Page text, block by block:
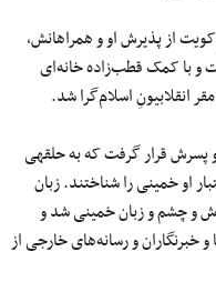
از پذیرش او و همراهانش،
و با کمک قطب‌زاده خانه‌ای
انقلابیونِ اسلام‌گرا شد.
یزدی آنقدر در آن سال‌ها مورد اعتماد خمینی و پسرش قرار گرفت که به حلقه‎ی
او خمینی را شناختند. زبان
و چشم و زبان خمینی شد و
خبرنگاران و رسانه‌های خارجی‌ از